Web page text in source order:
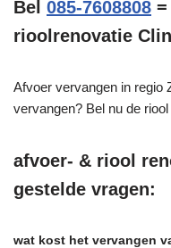
Bel 085-7608808
rioolrenovatie
Afvoer vervangen in regio
vervangen? Bel nu de
afvoer- & riool
gestelde vragen:
wat kost het vervangen